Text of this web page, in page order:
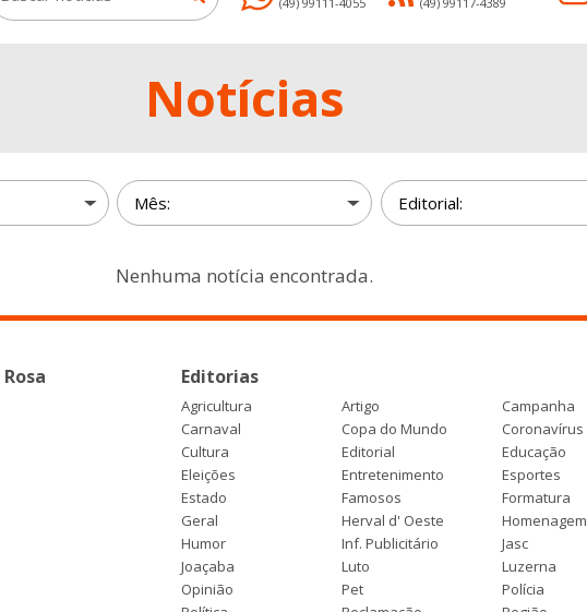
Notícias
Nenhuma notícia encontrada.
Editorias
Agricultura Artigo
Campanha
Carnaval
Copa do Mundo
Coronavírus
Cultura
Editorial
Educação
Eleições
Entretenimento
Esportes
Estado
Famosos
Formatura
Geral
Herval d' Oeste
Homenagem
Humor
Inf. Publicitário
Jasc
Joaçaba
Luto
Luzerna
Opinião
Pet
Polícia